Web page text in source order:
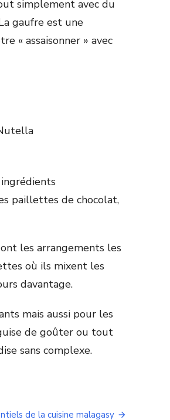
simplement avec du
gaufre est une
« assaisonner » avec
paillettes de chocolat,
les arrangements les
où ils mixent les
davantage.
mais aussi pour les
de goûter ou tout
sans complexe.
de la cuisine malagasy